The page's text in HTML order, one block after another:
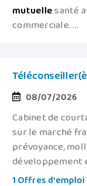
mutuellesanté
commerciale. ...
08/07/2026
Cabinet de
sur le marché
prévoyance,
développement
1 Offres